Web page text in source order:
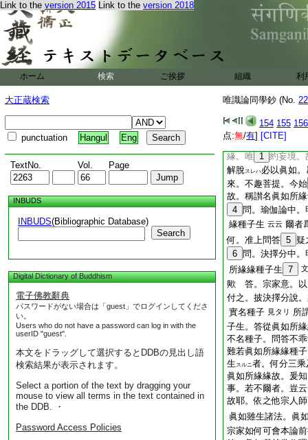
Link to the version 2015 Link to the version 2018
ホーム 検索 ご挨拶 組織 利
大正蔵検索
punctuation Hangul Eng
TextNo. Vol. Page
INBUDS
INBUDS(Bibliographic Database)
Search
Digital Dictionary of Buddhism
電子佛教辭典
パスワードがない場合は「guest」でログインしてくださ
い。
Users who do not have a password can log in with the
userID "guest".
本文をドラッグして選択するとDDBの見出し語
検索結果が表示されます。
Select a portion of the text by dragging your
mouse to view all terms in the text contained in
the DDB. ・
Password Access Policies
唯識論同學鈔 (No.
154 155 156
点:無/有] [CITE]
此釋且付他師
雖名種子。是以眞
緣緣。假名種子也
尋云。若因緣者。
判眞如所緣緣種子
答。見瑜伽文。明
執習氣。述無漏種
云云 有漏ニハ顯過失
殊勝義也。流轉凡
緣。唯 1 約妄境。
解脫スレハ必以眞如
來。不趣菩提。今始
故。稱讃名眞如所
4 問。瑜伽論中
緣種子生 云云 爾者
何。准上問答 5 疑
6 問。決擇分中
所緣緣種子生 7 文
歟 答。宗家意。以
付之。披決擇分說
實名種子 見タリ
所
子生。答從眞如所
不名種子。問答不
難若眞如所緣緣種子
生 スルニ者。何分三
眞如所緣緣故。爰
事。若不爾者。豈
故耶。依之他宗人
眞如雖生諸法。眞
宗家如何可會本論